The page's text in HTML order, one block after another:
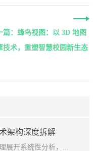
篇：蜂鸟视图：以 3D 地图
技术，重塑智慧校园新生态
架构深度拆解
展开系统性分析，...